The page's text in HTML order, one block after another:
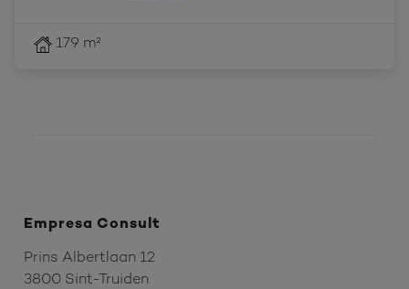
179 m²
Empresa Consult
Prins Albertlaan 12
3800 Sint-Truiden